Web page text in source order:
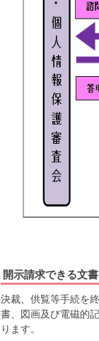
開示請求できる文書
決裁、供覧等手続を
書、図画及び電磁的
ります。